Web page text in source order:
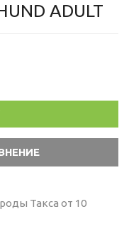
ADULT
Такса от 10